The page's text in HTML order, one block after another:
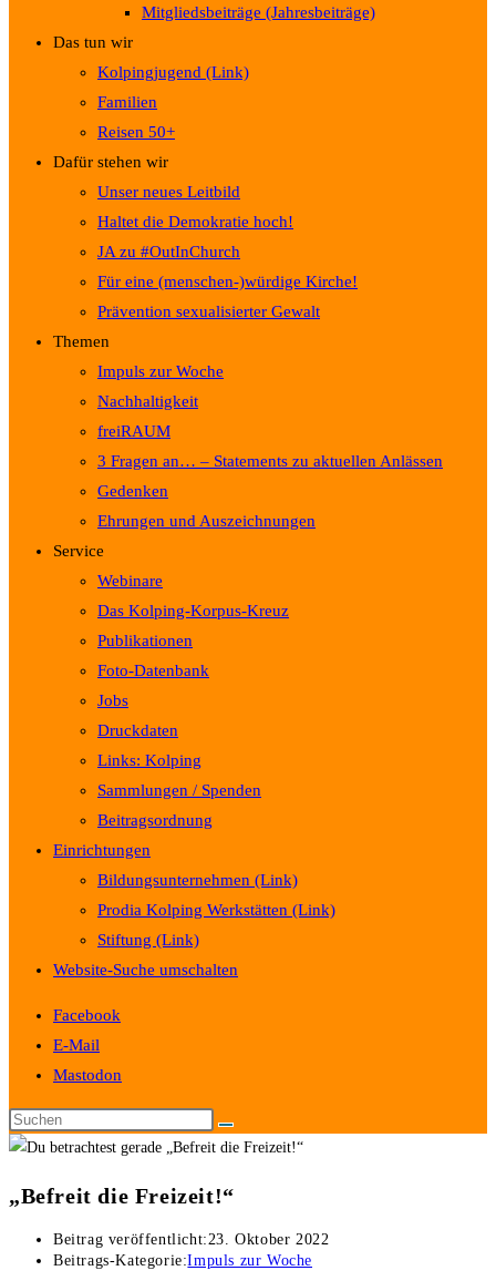
Mitgliedsbeiträge (Jahresbeiträge)
Das tun wir
Kolpingjugend (Link)
Familien
Reisen 50+
Dafür stehen wir
Unser neues Leitbild
Haltet die Demokratie hoch!
JA zu #OutInChurch
Für eine (menschen-)würdige Kirche!
Prävention sexualisierter Gewalt
Themen
Impuls zur Woche
Nachhaltigkeit
freiRAUM
3 Fragen an… – Statements zu aktuellen Anlässen
Gedenken
Ehrungen und Auszeichnungen
Service
Webinare
Das Kolping-Korpus-Kreuz
Publikationen
Foto-Datenbank
Jobs
Druckdaten
Links: Kolping
Sammlungen / Spenden
Beitragsordnung
Einrichtungen
Bildungsunternehmen (Link)
Prodia Kolping Werkstätten (Link)
Stiftung (Link)
Website-Suche umschalten
Facebook
E-Mail
Mastodon
„Befreit die Freizeit!“
Beitrag veröffentlicht:23. Oktober 2022
Beitrags-Kategorie:Impuls zur Woche